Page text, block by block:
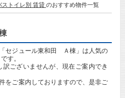
ストイレ別 賃貸 のおすすめ物件一覧
セジュール東和田 Ａ棟」は人気の
す。
訳ございませんが、現在ご案内でき
をご案内しておりますので、是非ご